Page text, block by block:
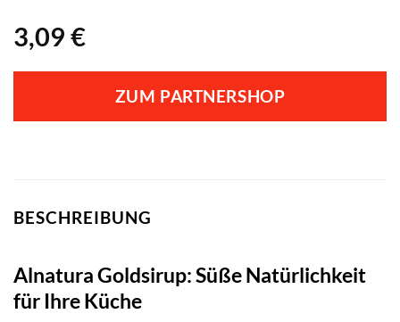
3,09 €
ZUM PARTNERSHOP
BESCHREIBUNG
Alnatura Goldsirup: Süße Natürlichkeit
für Ihre Küche